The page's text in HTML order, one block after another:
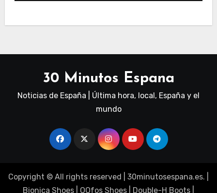
30 Minutos Espana
Noticias de España | Última hora, local, España y el
mundo
Copyright © All rights reserved 30minutosespana.es. |
Bionica Shoes
OOfos Shoes Double-H Boots